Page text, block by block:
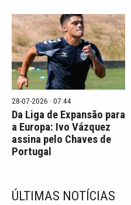
28-07-2026 · 07:44
Da Liga de Expansão para
a Europa: Ivo Vázquez
assina pelo Chaves de
Portugal
ÚLTIMAS NOTÍCIAS